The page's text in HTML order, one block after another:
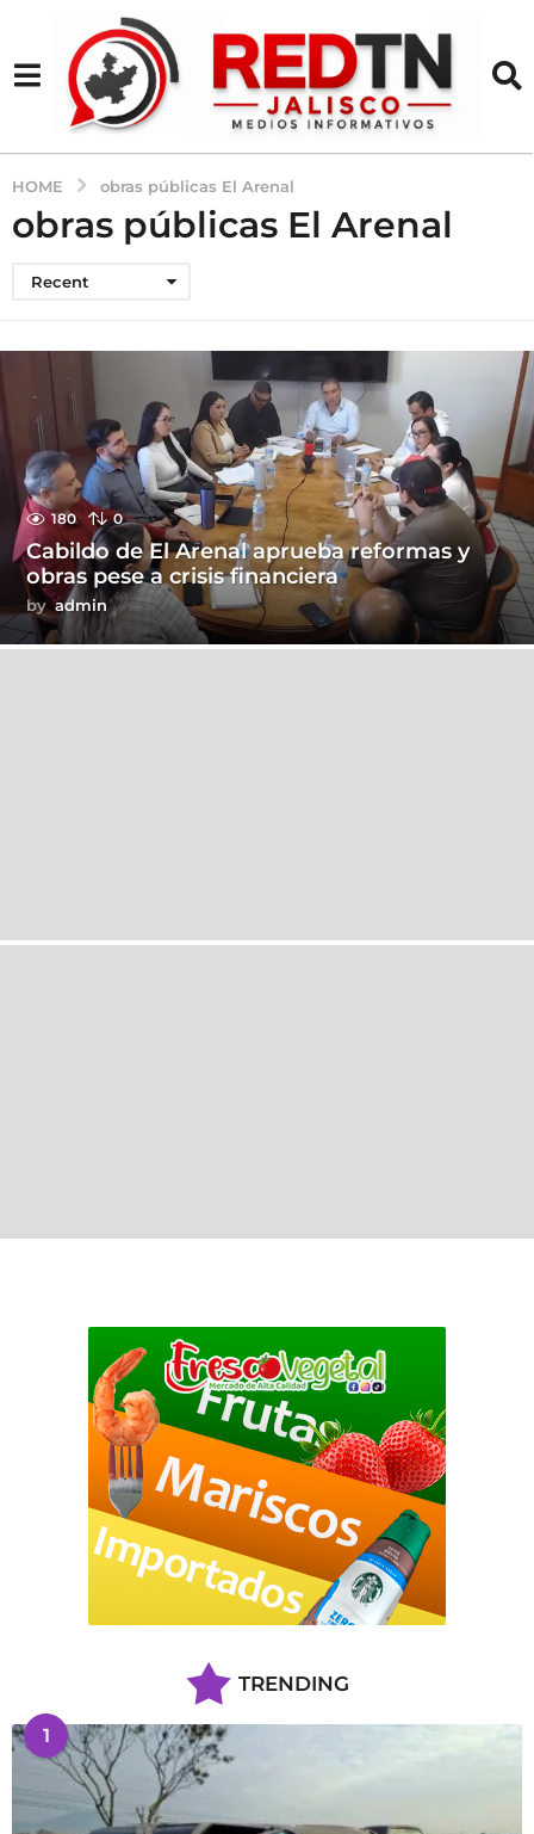
HOME obras públicas El Arenal
obras públicas El Arenal
Recent
180 0
Cabildo de El Arenal aprueba reformas y
obras pese a crisis financiera
by admin
TRENDING
1